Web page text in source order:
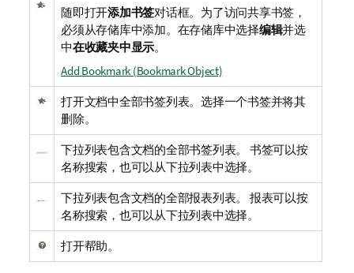
随即打开添加书签对话框。为了访问共享书签，
必须从存储库中添加。在存储库中选择编辑并选
中在收藏夹中显示。
Add Bookmark (Bookmark Object)
打开文档中全部书签列表。选择一个书签并将其
删除。
下拉列表包含文档的全部书签列表。 书签可以按
名称搜索，也可以从下拉列表中选择。
下拉列表包含文档的全部报表列表。 报表可以按
名称搜索，也可以从下拉列表中选择。
打开帮助。